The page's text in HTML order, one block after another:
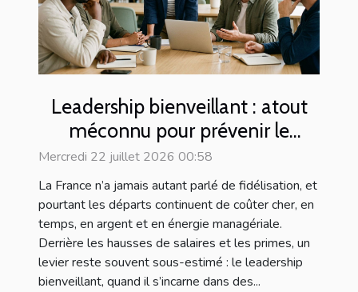
Leadership bienveillant : atout
méconnu pour prévenir le
turnover
Mercredi 22 juillet 2026 00:58
La France n’a jamais autant parlé de fidélisation, et
pourtant les départs continuent de coûter cher, en
temps, en argent et en énergie managériale.
Derrière les hausses de salaires et les primes, un
levier reste souvent sous-estimé : le leadership
bienveillant, quand il s’incarne dans des...